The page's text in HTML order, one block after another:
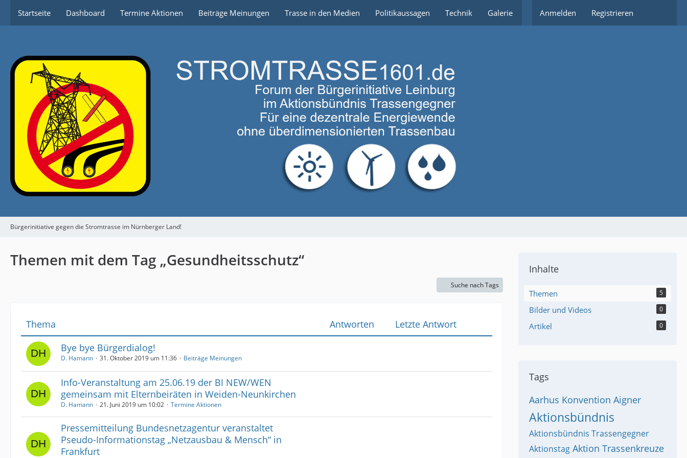
Startseite Dashboard Termine Aktionen Beiträge Meinungen Trasse in den Medien Politikaussagen Technik Galerie Partnerlinks
Anmelden Registrieren
Bürgerinitiative gegen die Stromtrasse im Nürnberger Land!
Themen mit dem Tag „Gesundheitsschutz“
Suche nach Tags
Thema Antworten
Letzte Antwort
Bye bye Bürgerdialog!
D. Hamann 31. Oktober 2019 um 11:36 Beiträge Meinungen
Info-Veranstaltung am 25.06.19 der BI NEW/WEN
gemeinsam mit Elternbeiräten in Weiden-Neunkirchen
D. Hamann 21. Juni 2019 um 10:02 Termine Aktionen
Pressemitteilung Bundesnetzagentur veranstaltet
Pseudo-Informationstag „Netzausbau & Mensch“ in
Frankfurt
Inhalte
Themen 5
Bilder und Videos 0
Artikel 0
Tags
Aarhus Konvention Aigner
Aktionsbündnis
Aktionsbündnis Trassengegner
Aktionstag Aktion Trassenkreuze